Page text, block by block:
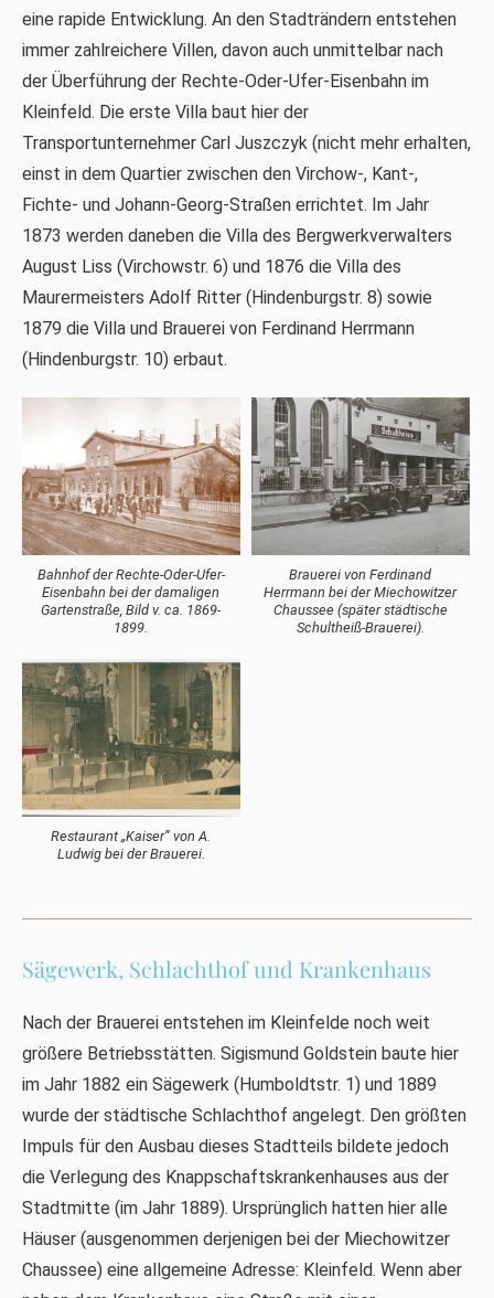
eine rapide Entwicklung. An den Stadträndern entstehen
immer zahlreichere Villen, davon auch unmittelbar nach
der Überführung der Rechte-Oder-Ufer-Eisenbahn im
Kleinfeld. Die erste Villa baut hier der
Transportunternehmer Carl Juszczyk (nicht mehr erhalten,
einst in dem Quartier zwischen den Virchow-, Kant-,
Fichte- und Johann-Georg-Straßen errichtet. Im Jahr
1873 werden daneben die Villa des Bergwerkverwalters
August Liss (Virchowstr. 6) und 1876 die Villa des
Maurermeisters Adolf Ritter (Hindenburgstr. 8) sowie
1879 die Villa und Brauerei von Ferdinand Herrmann
(Hindenburgstr. 10) erbaut.
Bahnhof der Rechte-Oder-Ufer-
Eisenbahn bei der damaligen
Gartenstraße, Bild v. ca. 1869-
1899.
Brauerei von Ferdinand
Herrmann bei der Miechowitzer
Chaussee (später städtische
Schultheiß-Brauerei).
Restaurant „Kaiser” von A.
Ludwig bei der Brauerei.
Sägewerk, Schlachthof und Krankenhaus
Nach der Brauerei entstehen im Kleinfelde noch weit
größere Betriebsstätten. Sigismund Goldstein baute hier
im Jahr 1882 ein Sägewerk (Humboldtstr. 1) und 1889
wurde der städtische Schlachthof angelegt. Den größten
Impuls für den Ausbau dieses Stadtteils bildete jedoch
die Verlegung des Knappschaftskrankenhauses aus der
Stadtmitte (im Jahr 1889). Ursprünglich hatten hier alle
Häuser (ausgenommen derjenigen bei der Miechowitzer
Chaussee) eine allgemeine Adresse: Kleinfeld. Wenn aber